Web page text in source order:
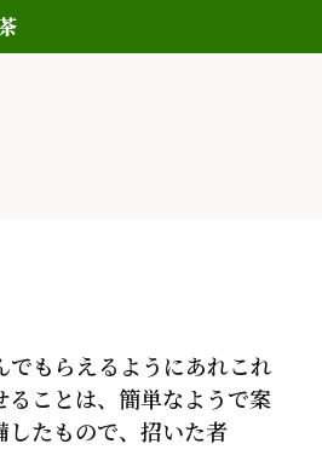
もらえるようにあれこれ
ることは、簡単なようで案
したもので、招いた者